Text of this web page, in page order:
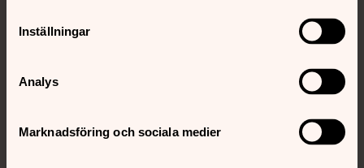
Inställningar
Analys
Marknadsföring och sociala medier